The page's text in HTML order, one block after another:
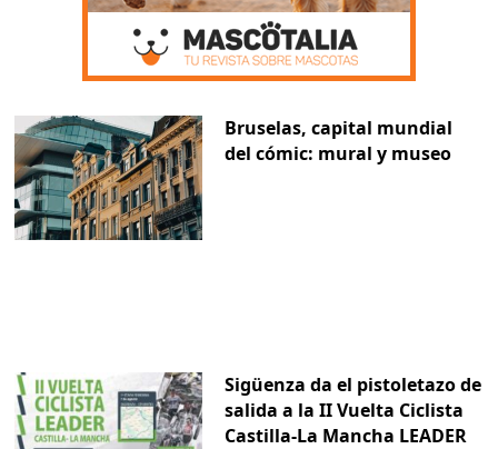
Bruselas, capital mundial
del cómic: mural y museo
Sigüenza da el pistoletazo de
salida a la II Vuelta Ciclista
Castilla-La Mancha LEADER